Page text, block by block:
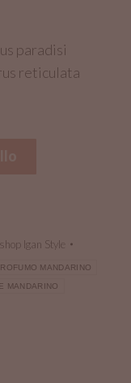
paradisi
reticulata
Igan Style
MANDARINO
MANDARINO